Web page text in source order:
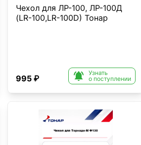
Чехол для ЛР-100, ЛР-100Д
(LR-100,LR-100D) Тонар
995 ₽ 
Узнать
о поступлении